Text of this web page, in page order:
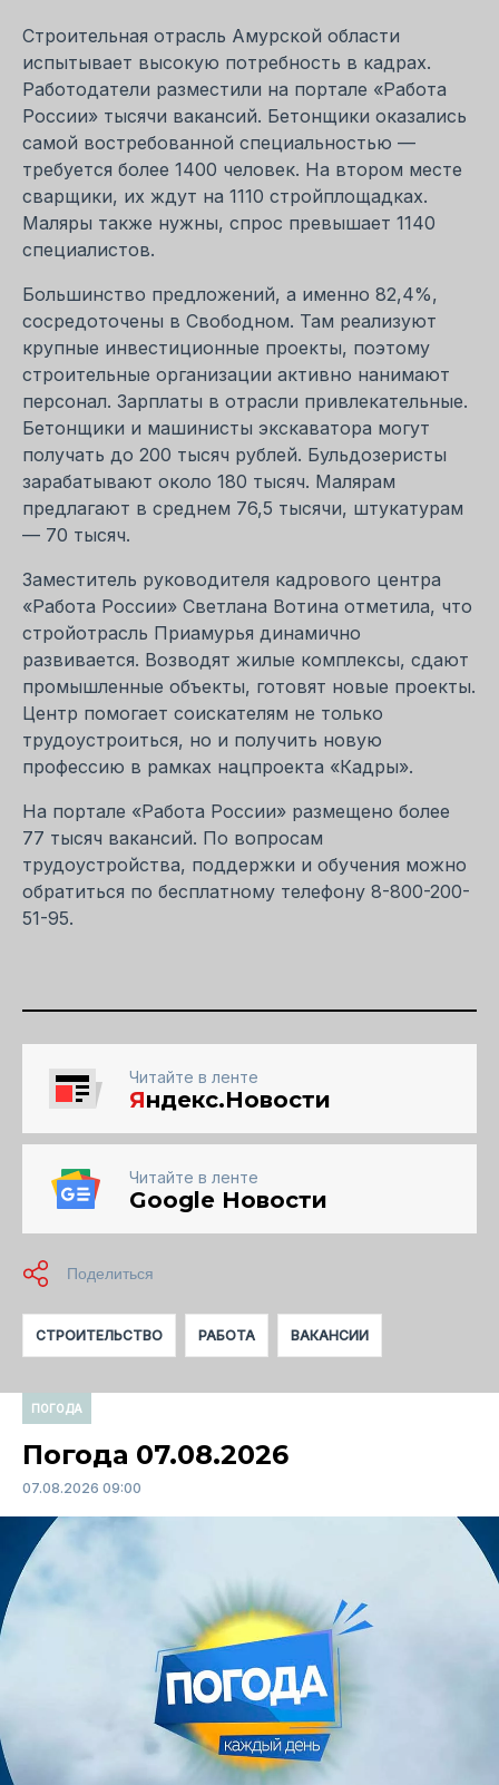
Строительная отрасль Амурской области
испытывает высокую потребность в кадрах.
Работодатели разместили на портале «Работа
России» тысячи вакансий. Бетонщики оказались
самой востребованной специальностью —
требуется более 1400 человек. На втором месте
сварщики, их ждут на 1110 стройплощадках.
Маляры также нужны, спрос превышает 1140
специалистов.
Большинство предложений, а именно 82,4%,
сосредоточены в Свободном. Там реализуют
крупные инвестиционные проекты, поэтому
строительные организации активно нанимают
персонал. Зарплаты в отрасли привлекательные.
Бетонщики и машинисты экскаватора могут
получать до 200 тысяч рублей. Бульдозеристы
зарабатывают около 180 тысяч. Малярам
предлагают в среднем 76,5 тысячи, штукатурам
— 70 тысяч.
Заместитель руководителя кадрового центра
«Работа России» Светлана Вотина отметила, что
стройотрасль Приамурья динамично
развивается. Возводят жилые комплексы, сдают
промышленные объекты, готовят новые проекты.
Центр помогает соискателям не только
трудоустроиться, но и получить новую
профессию в рамках нацпроекта «Кадры».
На портале «Работа России» размещено более
77 тысяч вакансий. По вопросам
трудоустройства, поддержки и обучения можно
обратиться по бесплатному телефону 8-800-200-
51-95.
Читайте в ленте
Яндекс.Новости
Читайте в ленте
Google Новости
СТРОИТЕЛЬСТВО РАБОТА ВАКАНСИИ
ПОГОДА
Погода 07.08.2026
07.08.2026 09:00